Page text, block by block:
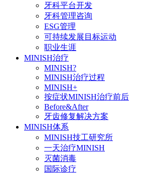
牙科平台开发
牙科管理咨询
ESG管理
可持续发展目标运动
职业生涯
MINISH治疗
MINISH?
MINISH治疗过程
MINISH+
按症状MINISH治疗前后
Before&After
牙齿修复解决方案
MINISH体系
MINISH技工研究所
一天治疗MINISH
灭菌消毒
国际诊疗